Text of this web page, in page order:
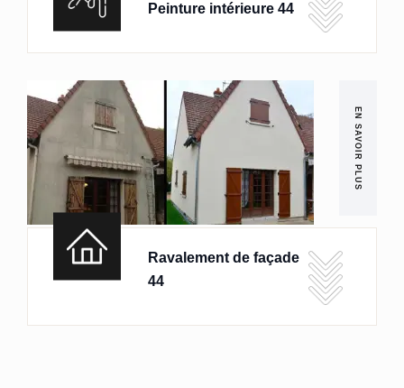
Peinture intérieure 44
EN SAVOIR PLUS
Ravalement de façade
44